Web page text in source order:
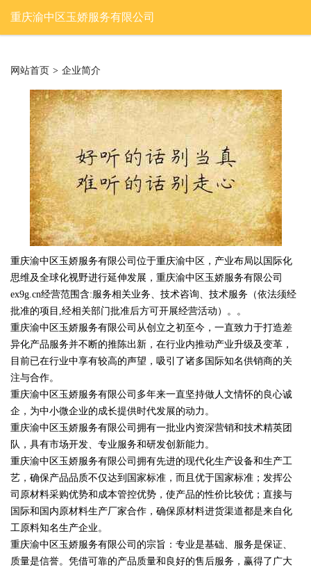
重庆渝中区玉娇服务有限公司
网站首页 > 企业简介
重庆渝中区玉娇服务有限公司位于重庆渝中区，产业布局以国际化
思维及全球化视野进行延伸发展，重庆渝中区玉娇服务有限公司
ex9g.cn经营范围含:服务相关业务、技术咨询、技术服务（依法须经
批准的项目,经相关部门批准后方可开展经营活动）。。
重庆渝中区玉娇服务有限公司从创立之初至今，一直致力于打造差
异化产品服务并不断的推陈出新，在行业内推动产业升级及变革，
目前已在行业中享有较高的声望，吸引了诸多国际知名供销商的关
注与合作。
重庆渝中区玉娇服务有限公司多年来一直坚持做人文情怀的良心诚
企，为中小微企业的成长提供时代发展的动力。
重庆渝中区玉娇服务有限公司拥有一批业内资深营销和技术精英团
队，具有市场开发、专业服务和研发创新能力。
重庆渝中区玉娇服务有限公司拥有先进的现代化生产设备和生产工
艺，确保产品品质不仅达到国家标准，而且优于国家标准；发挥公
司原材料采购优势和成本管控优势，使产品的性价比较优；直接与
国际和国内原材料生产厂家合作，确保原材料进货渠道都是来自化
工原料知名生产企业。
重庆渝中区玉娇服务有限公司的宗旨：专业是基础、服务是保证、
质量是信誉。凭借可靠的产品质量和良好的售后服务，赢得了广大